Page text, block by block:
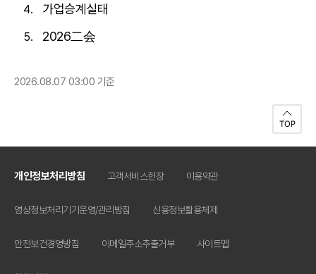
가업승계실태
2026二会
2026.08.07 03:00 기준
개인정보처리방침 고객서비스헌장 이용약관
영상정보처리기기운영/관리방침 신용정보활용체제
안전보건경영방침 이메일주소추출거부 사이트맵